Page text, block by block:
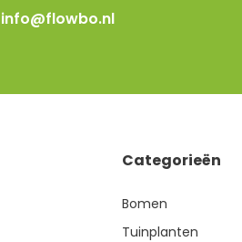
info@flowbo.nl
Categorieën
Bomen
Tuinplanten